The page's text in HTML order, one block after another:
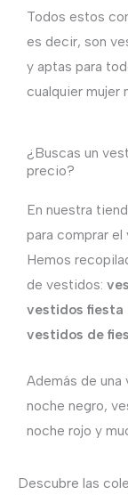
Todos estos
es decir, son
y aptas para
cualquier mujer
¿Buscas un
precio?
En nuestra
para comprar
Hemos
de vestidos:
vestidos fiesta
vestidos de
Además de
noche negro,
noche rojo y
Descubre las